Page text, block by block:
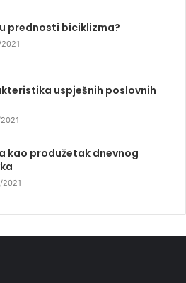
prednosti biciklizma?
uspješnih poslovnih
kao produžetak dnevnog